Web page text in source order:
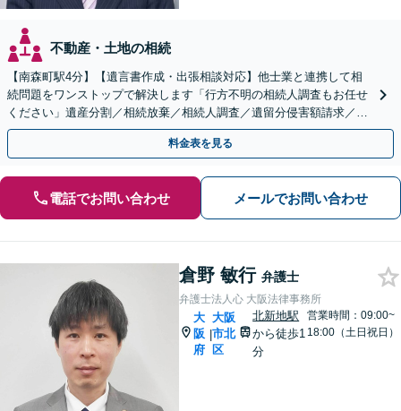
不動産・土地の相続
【南森町駅4分】【遺言書作成・出張相談対応】他士業と連携して相
続問題をワンストップで解決します「行方不明の相続人調査もお任せ
ください」遺産分割／相続放棄／相続人調査／遺留分侵害額請求／登
記など【休日・夜間面談可】【分割払い対応】
料金表を見る
電話でお問い合わせ メールでお問い合わせ
倉野 敏行 弁護士
弁護士法人心 大阪法律事務所
大
阪
府
|
大阪
市北
区
北新地駅
から徒歩1
分
営業時間：09:00~
18:00（土日祝日）